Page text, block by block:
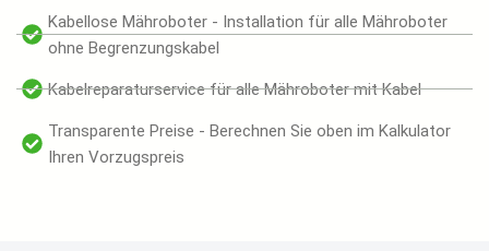
Kabellose Mähroboter - Installation für alle Mähroboter
ohne Begrenzungskabel
Kabelreparaturservice für alle Mähroboter mit Kabel
Transparente Preise - Berechnen Sie oben im Kalkulator
Ihren Vorzugspreis